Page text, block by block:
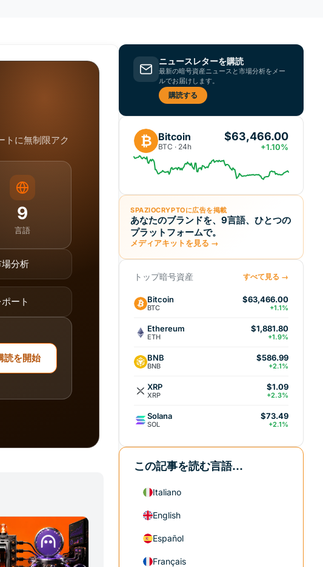
トに無制限アク
9
言語
分析
ート
読を開始
ニュースレターを購読
最新の暗号資産ニュースと市場分析をメー
ルでお届けします。
購読する
₿ Bitcoin
BTC · 24h
$63,466.00
+1.10%
SPAZIOCRYPTOに広告を掲載
あなたのブランドを、9言語、ひとつの
プラットフォームで。
メディアキットを見る →
トップ暗号資産 すべて見る →
Bitcoin
BTC
$63,466.00
+1.1%
Ethereum
ETH
$1,881.80
+1.9%
BNB
BNB
$586.99
+2.1%
XRP
XRP
$1.09
+2.3%
Solana
SOL
$73.49
+2.1%
この記事を読む言語...
Italiano
English
Español
Français